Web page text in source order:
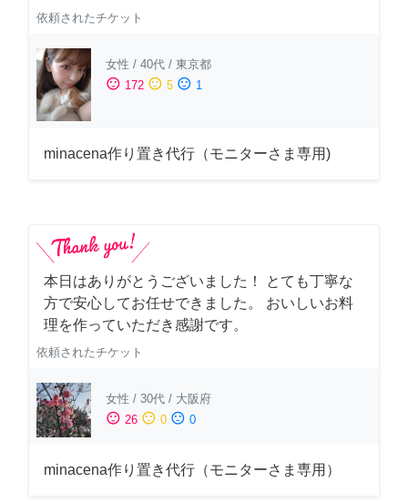
依頼されたチケット
女性 / 40代 / 東京都
sentiment_satisfied 172 sentiment_neutral 5 sentiment_dissatisfied 1
minacena作り置き代行（モニターさま専用)
本日はありがとうございました！ とても丁寧な
方で安心してお任せできました。 おいしいお料
理を作っていただき感謝です。
依頼されたチケット
女性 / 30代 / 大阪府
sentiment_satisfied 26 sentiment_neutral 0 sentiment_dissatisfied 0
minacena作り置き代行（モニターさま専用）